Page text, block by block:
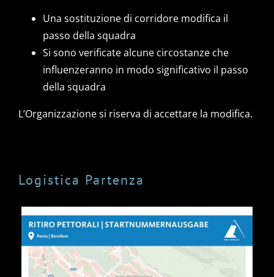
Una sostituzione di corridore modifica il
passo della squadra
Si sono verificate alcune circostanze che
influenzeranno in modo significativo il passo
della squadra
L’Organizzazione si riserva di accettare la modifica.
Logistica Partenza